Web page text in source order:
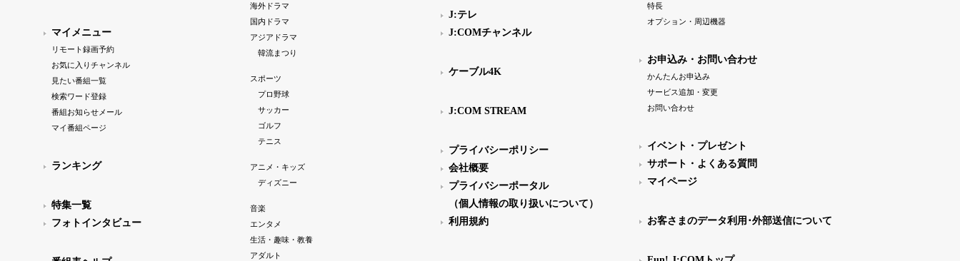
マイメニュー
リモート録画予約
お気に入りチャンネル
見たい番組一覧
検索ワード登録
番組お知らせメール
マイ番組ページ
ランキング
特集一覧
フォトインタビュー
海外ドラマ
国内ドラマ
アジアドラマ
韓流まつり
スポーツ
プロ野球
サッカー
ゴルフ
テニス
アニメ・キッズ
ディズニー
音楽
エンタメ
生活・趣味・教養
アダルト
J:テレ
J:COMチャンネル
ケーブル4K
J:COM STREAM
プライバシーポリシー
会社概要
プライバシーポータル
（個人情報の取り扱いについて）
利用規約
特長
オプション・周辺機器
お申込み・お問い合わせ
かんたんお申込み
サービス追加・変更
お問い合わせ
イベント・プレゼント
サポート・よくある質問
マイページ
お客さまのデータ利用･外部送信について